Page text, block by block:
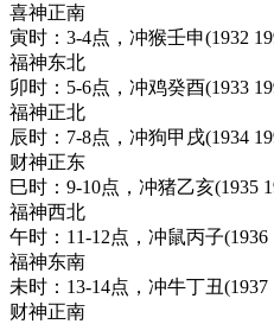
喜神正南
寅时：3-4点，冲猴壬申(1932
福神东北
卯时：5-6点，冲鸡癸酉(1933
福神正北
辰时：7-8点，冲狗甲戌(1934
财神正东
巳时：9-10点，冲猪乙亥(1935
福神西北
午时：11-12点，冲鼠丙子
福神东南
未时：13-14点，冲牛丁丑
财神正南